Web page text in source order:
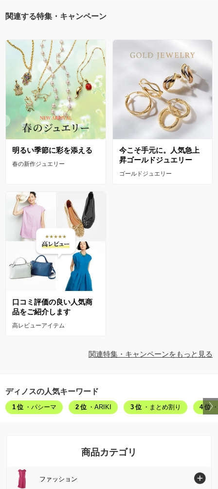
関連する特集・キャンペーン
明るい季節に彩を添える
春の新作ジュエリー
今こそ手元に。人気急上
昇ゴールドジュエリー
ゴールドジュエリー
口コミ評価の良い人気商
品をご紹介します
高レビューアイテム
関連特集・キャンペーンをもっと見る
ディノスの人気キーワード
1位 ・パシーマ 2位 ・ARIKI 3位 ・まとめ割り 4位
商品カテゴリ
ファッション